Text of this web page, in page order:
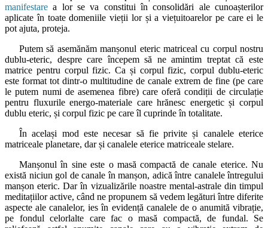
manifestare a lor se va constitui în consolidări ale cunoașterilor
aplicate în toate domeniile vieții lor și a viețuitoarelor pe care ei le
pot ajuta, proteja.
Putem să asemănăm manșonul eteric matriceal cu corpul nostru
dublu-eteric, despre care începem să ne amintim treptat că este
matrice pentru corpul fizic. Ca și corpul fizic, corpul dublu-eteric
este format tot dintr-o multitudine de canale extrem de fine (pe care
le putem numi de asemenea fibre) care oferă condiții de circulație
pentru fluxurile energo-materiale care hrănesc energetic și corpul
dublu eteric, și corpul fizic pe care îl cuprinde în totalitate.
În același mod este necesar să fie privite și canalele eterice
matriceale planetare, dar și canalele eterice matriceale stelare.
Manșonul în sine este o masă compactă de canale eterice. Nu
există niciun gol de canale în manșon, adică între canalele întregului
manșon eteric. Dar în vizualizările noastre mental-astrale din timpul
meditațiilor active, când ne propunem să vedem legături între diferite
aspecte ale canalelor, ies în evidență canalele de o anumită vibrație,
pe fondul celorlalte care fac o masă compactă, de fundal. Se